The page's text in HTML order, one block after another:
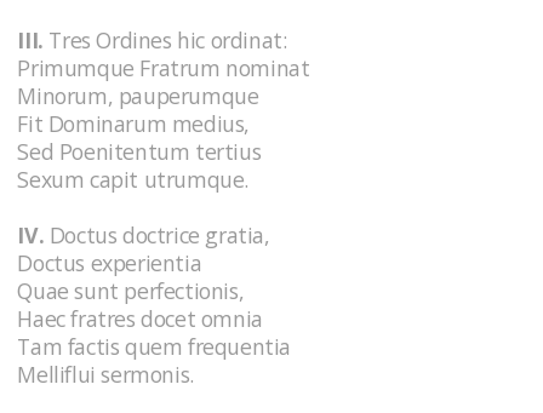
III. Tres Ordines hic ordinat:
Primumque Fratrum nominat
Minorum, pauperumque
Fit Dominarum medius,
Sed Poenitentum tertius
Sexum capit utrumque.
IV. Doctus doctrice gratia,
Doctus experientia
Quae sunt perfectionis,
Haec fratres docet omnia
Tam factis quem frequentia
Melliflui sermonis.